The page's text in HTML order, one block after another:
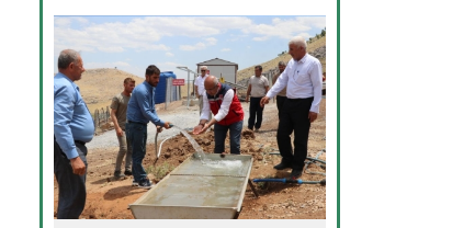
Devamını Oku ->